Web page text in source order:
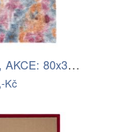
Obsession, AKCE: 80x300 cm Kusový…
Kč